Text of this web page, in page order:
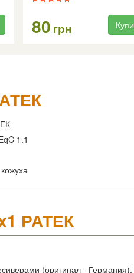
80 грн
1.1
РАТЕК
(оригинал -